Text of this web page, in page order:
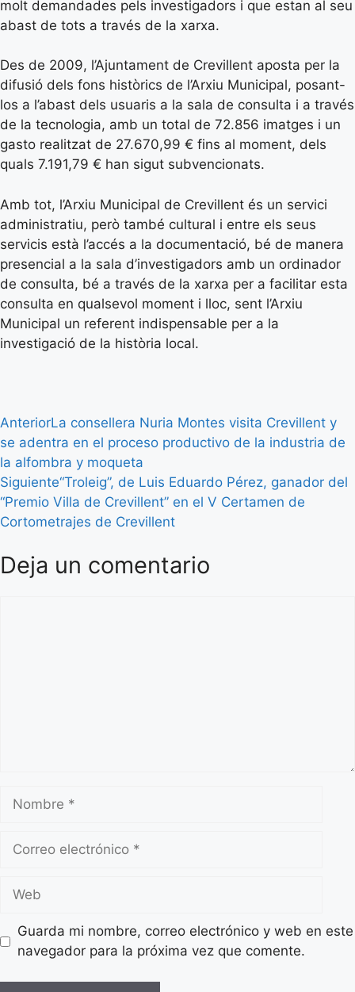
molt demandades pels investigadors i que estan al seu
abast de tots a través de la xarxa.
Des de 2009, l’Ajuntament de Crevillent aposta per la
difusió dels fons històrics de l’Arxiu Municipal, posant-
los a l’abast dels usuaris a la sala de consulta i a través
de la tecnologia, amb un total de 72.856 imatges i un
gasto realitzat de 27.670,99 € fins al moment, dels
quals 7.191,79 € han sigut subvencionats.
Amb tot, l’Arxiu Municipal de Crevillent és un servici
administratiu, però també cultural i entre els seus
servicis està l’accés a la documentació, bé de manera
presencial a la sala d’investigadors amb un ordinador
de consulta, bé a través de la xarxa per a facilitar esta
consulta en qualsevol moment i lloc, sent l’Arxiu
Municipal un referent indispensable per a la
investigació de la història local.
AnteriorLa consellera Nuria Montes visita Crevillent y
se adentra en el proceso productivo de la industria de
la alfombra y moqueta
Siguiente“Troleig”, de Luis Eduardo Pérez, ganador del
“Premio Villa de Crevillent” en el V Certamen de
Cortometrajes de Crevillent
Deja un comentario
Guarda mi nombre, correo electrónico y web en este
navegador para la próxima vez que comente.